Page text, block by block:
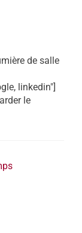
de salle
linkedin"]
le